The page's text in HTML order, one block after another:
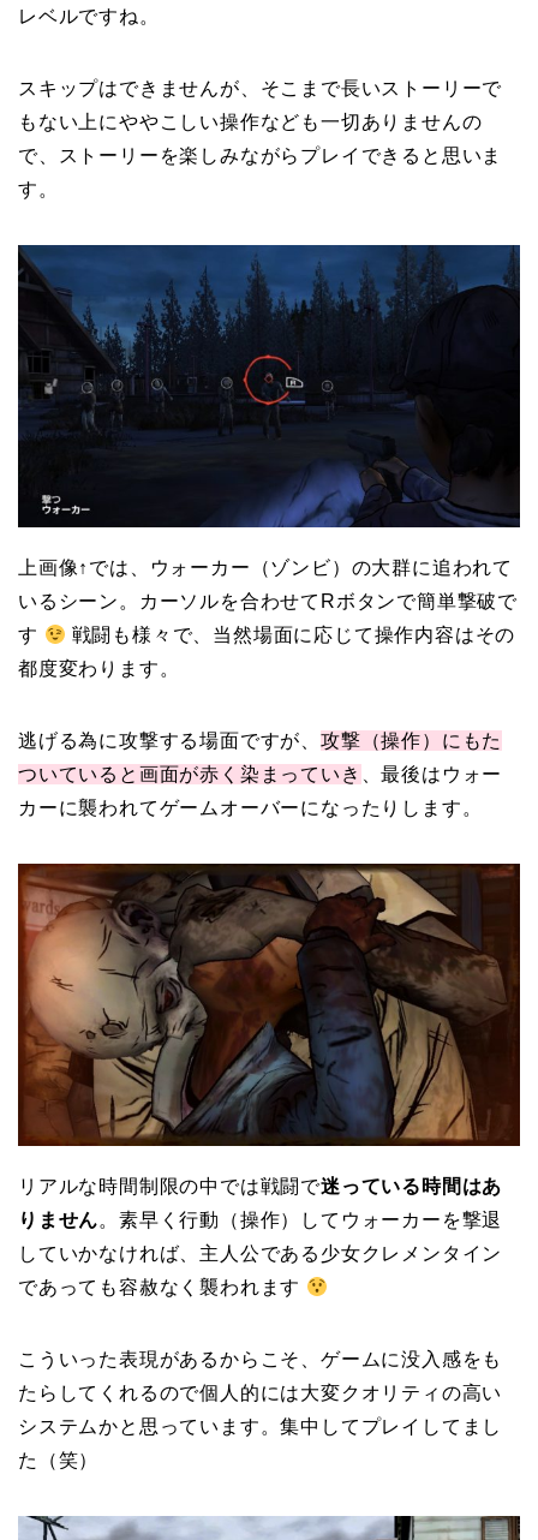
レベルですね。
スキップはできませんが、そこまで長いストーリーで
もない上にややこしい操作なども一切ありませんの
で、ストーリーを楽しみながらプレイできると思いま
す。
上画像↑では、ウォーカー（ゾンビ）の大群に追われて
いるシーン。カーソルを合わせてRボタンで簡単撃破で
す
戦闘も様々で、当然場面に応じて操作内容はその
都度変わります。
逃げる為に攻撃する場面ですが、 攻撃（操作）にもた
ついていると画面が赤く染まっていき
、最後はウォー
カーに襲われてゲームオーバーになったりします。
リアルな時間制限の中では戦闘で迷っている時間はあ
りません。素早く行動（操作）してウォーカーを撃退
していかなければ、主人公である少女クレメンタイン
であっても容赦なく襲われます
こういった表現があるからこそ、ゲームに没入感をも
たらしてくれるので個人的には大変クオリティの高い
システムかと思っています。集中してプレイしてまし
た（笑）